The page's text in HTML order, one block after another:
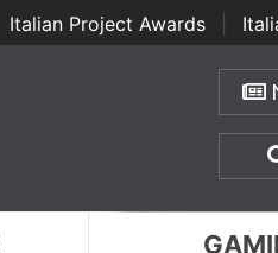
Italian Project Awards